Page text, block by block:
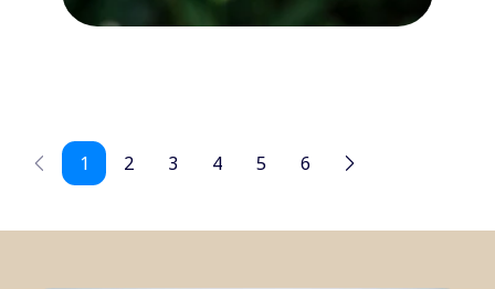
1 2 3 4 5 6